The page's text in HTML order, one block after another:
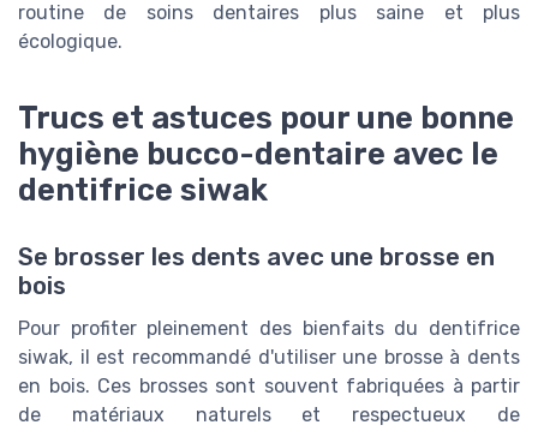
routine de soins dentaires plus saine et plus
écologique.
Trucs et astuces pour une bonne
hygiène bucco-dentaire avec le
dentifrice siwak
Se brosser les dents avec une brosse en
bois
Pour profiter pleinement des bienfaits du dentifrice
siwak, il est recommandé d'utiliser une brosse à dents
en bois. Ces brosses sont souvent fabriquées à partir
de matériaux naturels et respectueux de